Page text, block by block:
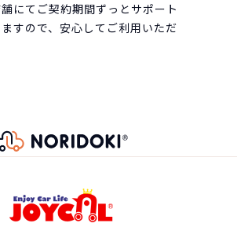
にてご契約期間ずっとサポート
すので、安心してご利用いただ